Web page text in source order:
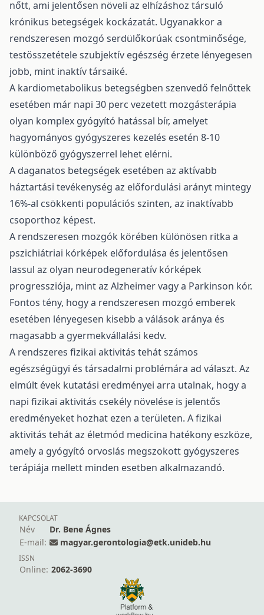
nőtt, ami jelentősen növeli az elhízáshoz társuló
krónikus betegségek kockázatát. Ugyanakkor a
rendszeresen mozgó serdülőkorúak csontminősége,
testösszetétele szubjektív egészség érzete lényegesen
jobb, mint inaktív társaiké.
A kardiometabolikus betegségben szenvedő felnőttek
esetében már napi 30 perc vezetett mozgásterápia
olyan komplex gyógyító hatással bír, amelyet
hagyományos gyógyszeres kezelés esetén 8-10
különböző gyógyszerrel lehet elérni.
A daganatos betegségek esetében az aktívabb
háztartási tevékenység az előfordulási arányt mintegy
16%-al csökkenti populációs szinten, az inaktívabb
csoporthoz képest.
A rendszeresen mozgók körében különösen ritka a
pszichiátriai kórképek előfordulása és jelentősen
lassul az olyan neurodegeneratív kórképek
progressziója, mint az Alzheimer vagy a Parkinson kór.
Fontos tény, hogy a rendszeresen mozgó emberek
esetében lényegesen kisebb a válások aránya és
magasabb a gyermekvállalási kedv.
A rendszeres fizikai aktivitás tehát számos
egészségügyi és társadalmi problémára ad választ. Az
elmúlt évek kutatási eredményei arra utalnak, hogy a
napi fizikai aktivitás csekély növelése is jelentős
eredményeket hozhat ezen a területen. A fizikai
aktivitás tehát az életmód medicina hatékony eszköze,
amely a gyógyító orvoslás megszokott gyógyszeres
terápiája mellett minden esetben alkalmazandó.
KAPCSOLAT
Név
Dr. Bene Ágnes
E-mail:
magyar.gerontologia@etk.unideb.hu
ISSN
Online: 2062-3690